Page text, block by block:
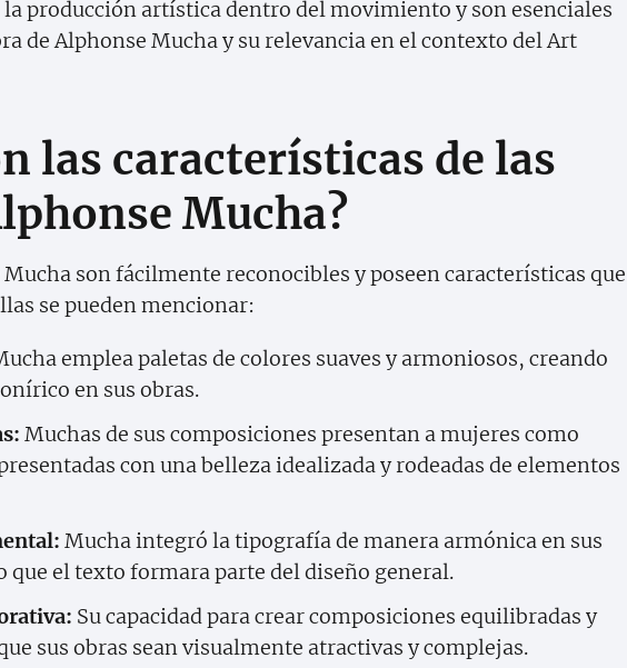
producción artística dentro del movimiento y son esenciales
de Alphonse Mucha y su relevancia en el contexto del Art
las características de las
Mucha?
Mucha son fácilmente reconocibles y poseen características que
se pueden mencionar:
emplea paletas de colores suaves y armoniosos, creando
en sus obras.
Muchas de sus composiciones presentan a mujeres como
con una belleza idealizada y rodeadas de elementos
Mucha integró la tipografía de manera armónica en sus
que el texto formara parte del diseño general.
Su capacidad para crear composiciones equilibradas y
sus obras sean visualmente atractivas y complejas.